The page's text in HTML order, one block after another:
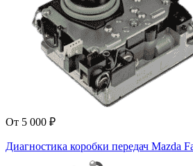
От 5 000 ₽
Диагностика коробки передач Mazda